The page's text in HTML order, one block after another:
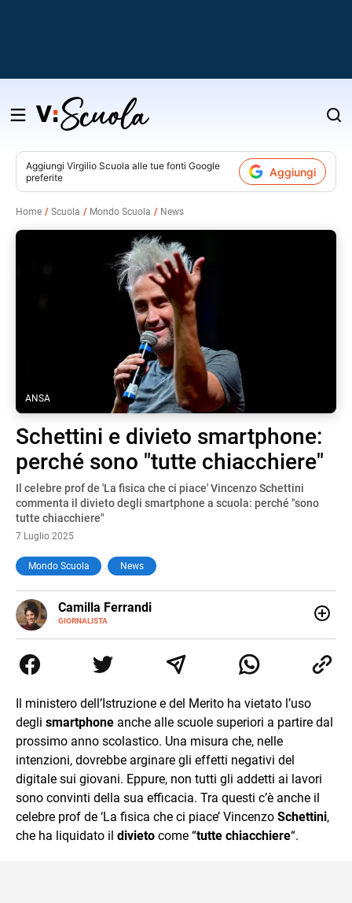
Salta
contenuto
Aggiungi Virgilio Scuola alle tue fonti Google
preferite
Aggiungi
Home Scuola Mondo Scuola News
ANSA
Schettini e divieto smartphone:
perché sono "tutte chiacchiere"
Il celebre prof de 'La fisica che ci piace' Vincenzo Schettini
commenta il divieto degli smartphone a scuola: perché "sono
tutte chiacchiere"
7 Luglio 2025
Mondo Scuola News
Camilla Ferrandi
GIORNALISTA
E-
MAIL
LINKEDIN
di trasformare la passione per la scrittura in un lavoro, e
da lì non mi sono più fermata. L’attualità è il mio pane
mente.
Il ministero dell’Istruzione e del Merito ha vietato l’uso
degli smartphone anche alle scuole superiori a partire dal
prossimo anno scolastico. Una misura che, nelle
intenzioni, dovrebbe arginare gli effetti negativi del
digitale sui giovani. Eppure, non tutti gli addetti ai lavori
sono convinti della sua efficacia. Tra questi c’è anche il
celebre prof de ‘La fisica che ci piace’ Vincenzo Schettini,
che ha liquidato il divieto come “tutte chiacchiere“.